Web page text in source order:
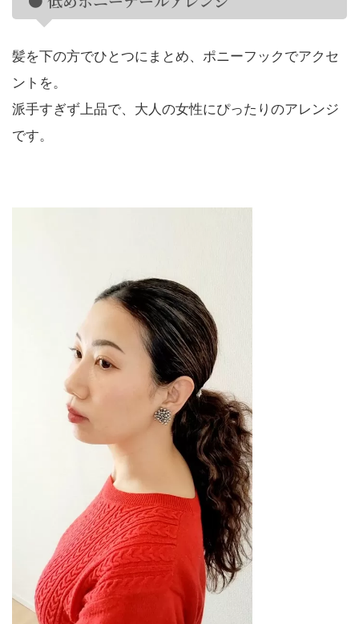
髪を下の方でひとつにまとめ、ポニーフックでアクセ
ントを。
派手すぎず上品で、大人の女性にぴったりのアレンジ
です。